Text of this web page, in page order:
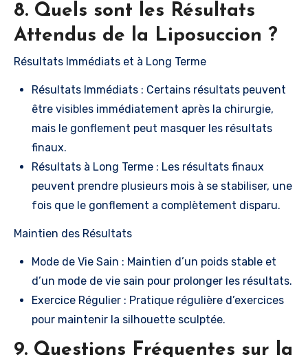
8. Quels sont les Résultats
Attendus de la Liposuccion ?
Résultats Immédiats et à Long Terme
Résultats Immédiats : Certains résultats peuvent
être visibles immédiatement après la chirurgie,
mais le gonflement peut masquer les résultats
finaux.
Résultats à Long Terme : Les résultats finaux
peuvent prendre plusieurs mois à se stabiliser, une
fois que le gonflement a complètement disparu.
Maintien des Résultats
Mode de Vie Sain : Maintien d’un poids stable et
d’un mode de vie sain pour prolonger les résultats.
Exercice Régulier : Pratique régulière d’exercices
pour maintenir la silhouette sculptée.
9. Questions Fréquentes sur la